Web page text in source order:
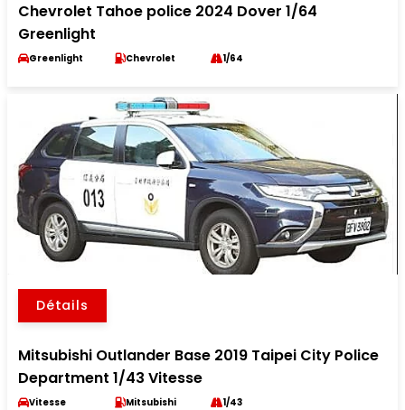
Chevrolet Tahoe police 2024 Dover 1/64
Greenlight
Greenlight Chevrolet 1/64
Détails
Mitsubishi Outlander Base 2019 Taipei City Police
Department 1/43 Vitesse
Vitesse Mitsubishi 1/43